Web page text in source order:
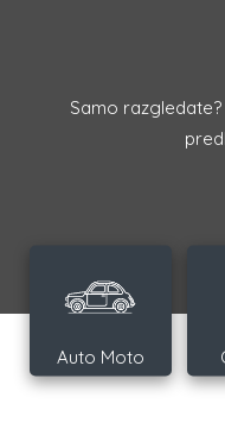
Samo
Auto Moto